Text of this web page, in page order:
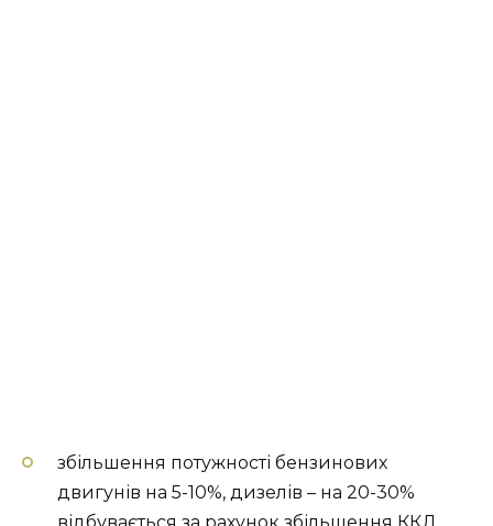
збільшення потужності бензинових
двигунів на 5-10%, дизелів – на 20-30%